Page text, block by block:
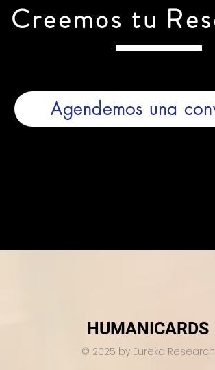
Creemos tu
Agendemos una
HUMANICARDS
© 2025 by Eureka Research